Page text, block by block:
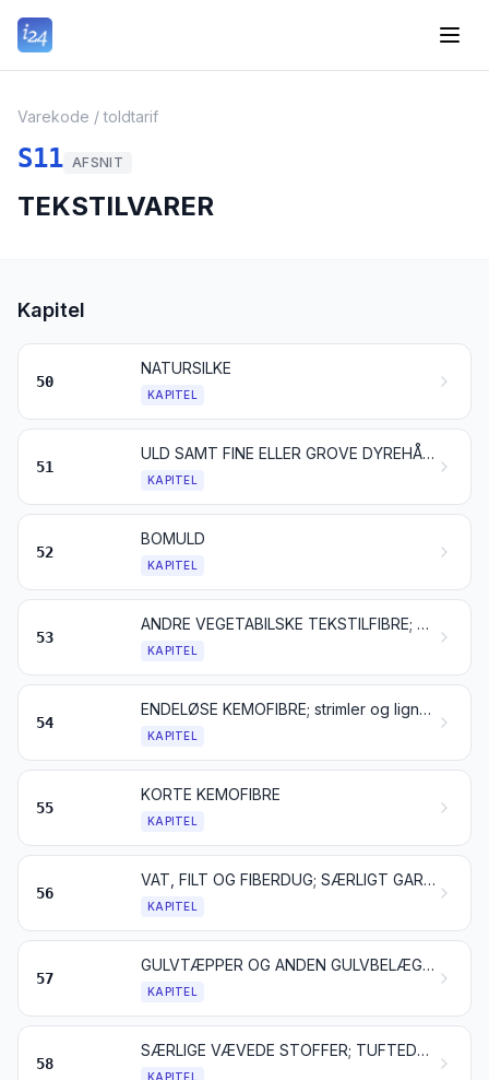
Varekode / toldtarif
S11 AFSNIT
TEKSTILVARER
Kapitel
50
NATURSILKE
KAPITEL
51
ULD SAMT FINE ELLER GROVE DYREHÅR; GARN OG VÆVET STOF AF HESTEHÅR
KAPITEL
52
BOMULD
KAPITEL
53
ANDRE VEGETABILSKE TEKSTILFIBRE; PAPIRGARN OG VÆVET STOF AF PAPIRGARN
KAPITEL
54
ENDELØSE KEMOFIBRE; strimler og lignende af endeløse kemofibre
KAPITEL
55
KORTE KEMOFIBRE
KAPITEL
56
VAT, FILT OG FIBERDUG; SÆRLIGT GARN; SEJLGARN, REB OG TOVVÆRK SAMT VARER DERAF
KAPITEL
57
GULVTÆPPER OG ANDEN GULVBELÆGNING AF TEKSTILMATERIALER
KAPITEL
58
SÆRLIGE VÆVEDE STOFFER; TUFTEDE TEKSTILSTOFFER; BLONDER OG KNIPLINGER; TAPISSERIER; POSSEMENTARTIKLER; BRODERIER
KAPITEL